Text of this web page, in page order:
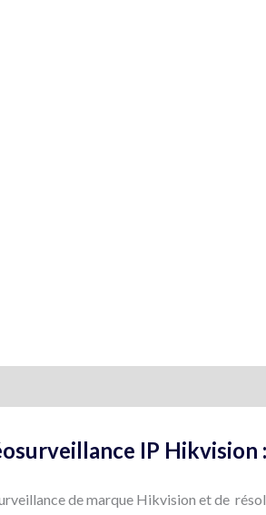
IP Hikvision
de marque Hikvision et de